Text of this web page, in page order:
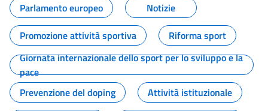
Parlamento europeo
Notizie
Promozione attività sportiva
Riforma sport
Giornata internazionale dello sport per lo sviluppo e la
pace
Prevenzione del doping
Attività istituzionale